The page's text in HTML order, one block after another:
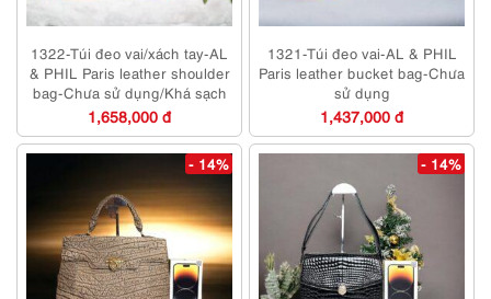
1322-Túi đeo vai/xách tay-AL
& PHIL Paris leather shoulder
bag-Chưa sử dụng/Khá sạch
1,658,000 đ
1321-Túi đeo vai-AL & PHIL
Paris leather bucket bag-Chưa
sử dụng
1,437,000 đ
- 14% - 14%